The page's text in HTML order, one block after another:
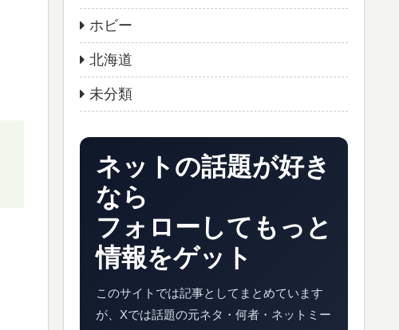
ホビー
北海道
未分類
ネットの話題が好き
なら
フォローしてもっと
情報をゲット
このサイトでは記事としてまとめています
が、Xでは話題の元ネタ・何者・ネットミー